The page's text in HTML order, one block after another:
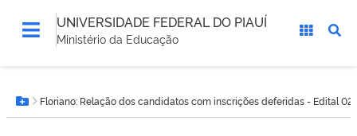
UNIVERSIDADE FEDERAL DO PIAUÍ
Ministério da Educação
está
aqui:Botão Menu
Floriano: Relação dos candidatos com inscrições deferidas - Edital